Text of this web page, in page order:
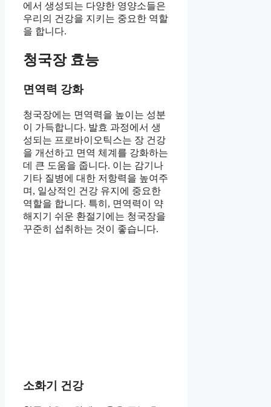
에서 생성되는 다양한 영양소들은
우리의 건강을 지키는 중요한 역할
을 합니다.
청국장 효능
면역력 강화
청국장에는 면역력을 높이는 성분
이 가득합니다. 발효 과정에서 생
성되는 프로바이오틱스는 장 건강
을 개선하고 면역 체계를 강화하는
데 큰 도움을 줍니다. 이는 감기나
기타 질병에 대한 저항력을 높여주
며, 일상적인 건강 유지에 중요한
역할을 합니다. 특히, 면역력이 약
해지기 쉬운 환절기에는 청국장을
꾸준히 섭취하는 것이 좋습니다.
소화기 건강